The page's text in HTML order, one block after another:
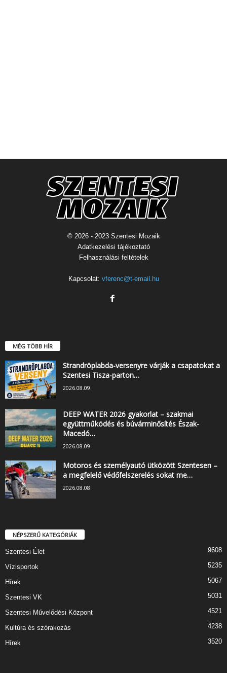
© 2026 - 2023 Szentesi Mozaik
Adatkezelési tájékoztató
Felhasználási feltételek
Kapcsolat: vferenc@t-email.hu
MÉG TÖBB HÍR
Strandröplabda-versenyre várják a csapatokat a
Szentesi Tisza-parton…
2026.08.09.
DEEP WATER 2026 gyakorlat – szakmai
együttműködés és búvárminősítés Észak-
Macedó…
2026.08.09.
Motoros és személyautó ütközött Szentesen –
a megfelelő védőfelszerelés sokat me…
2026.08.08.
NÉPSZERŰ KATEGÓRIÁK
Szentesi Élet 9608
Vízisportok 5235
Hírek 5067
Szentesi VK 5031
Szentesi Művelődési Központ 4521
Kultúra és szórakozás 4238
Hírek 3520